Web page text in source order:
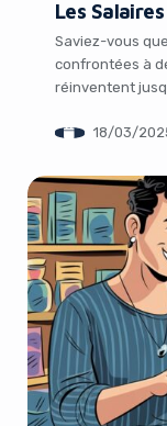
Les Salaires
Saviez-vous
confrontées à
réinventent
nigériane
dépréciation du
les […]
18/03/
It